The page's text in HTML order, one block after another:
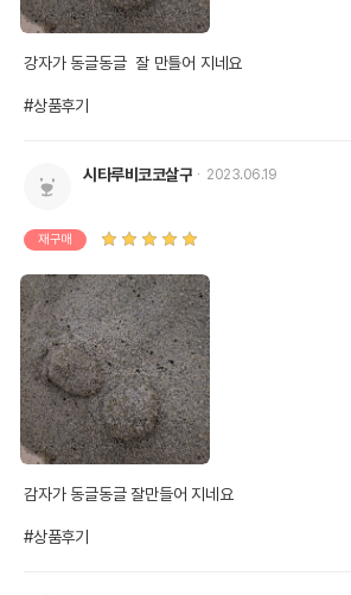
강자가 동글동글  잘 만틀어 지네요
#상품후기
시타루비코코살구 2023.06.19
재구매
감자가 동글동글 잘만들어 지네요
#상품후기